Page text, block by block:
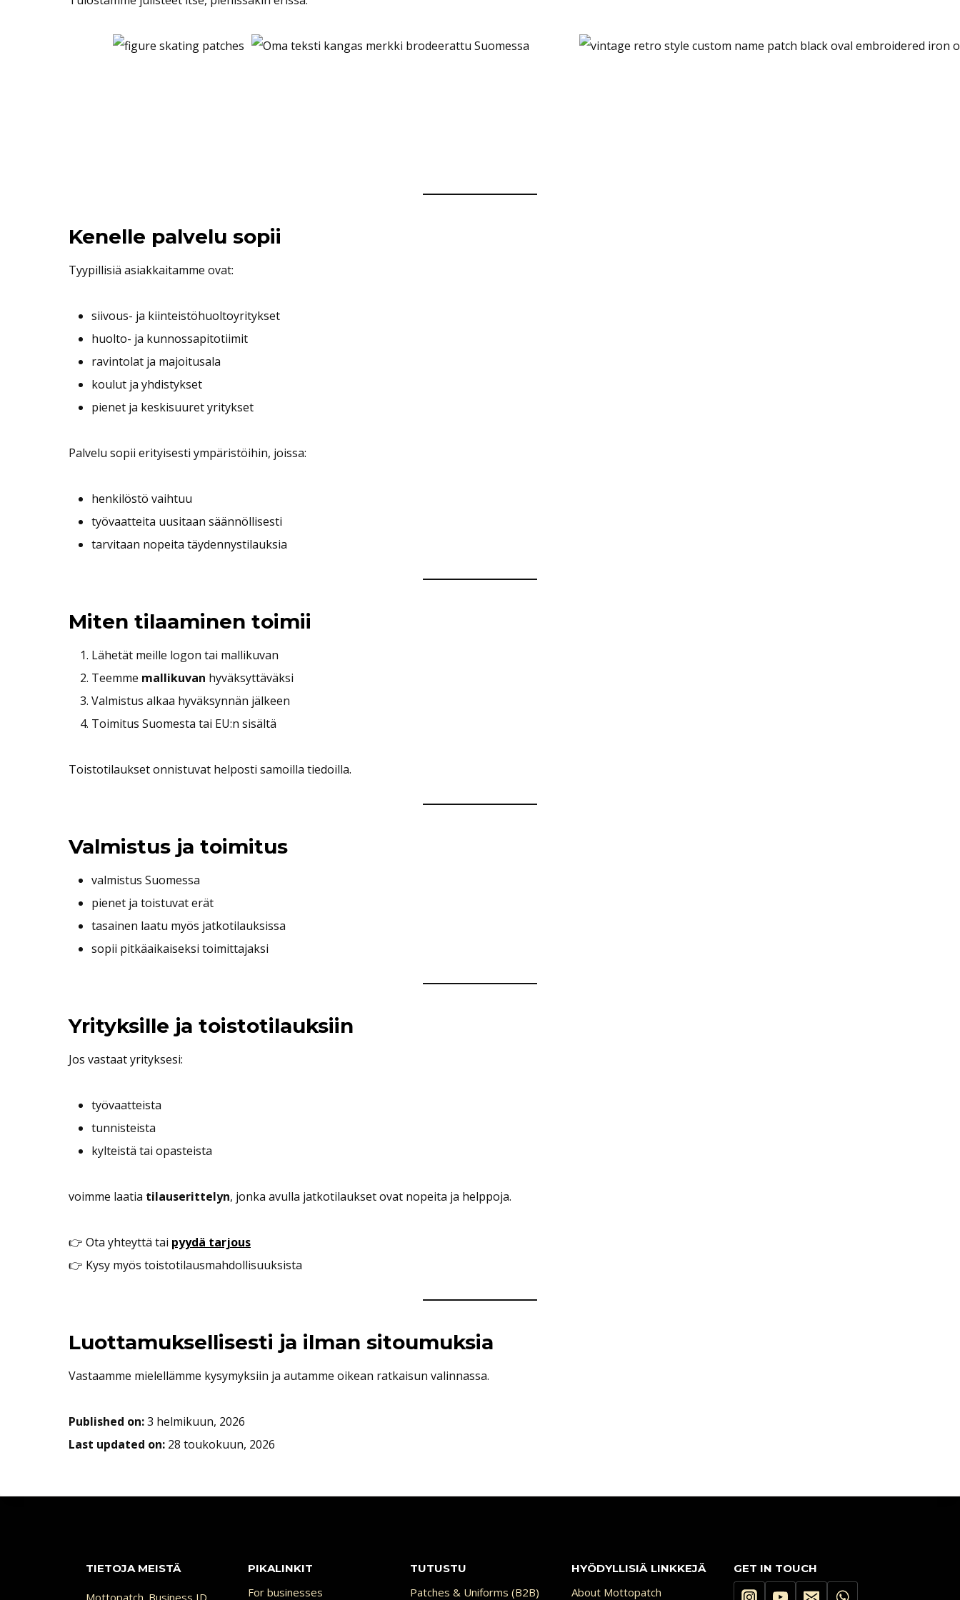
Kenelle palvelu sopii
Tyypillisiä asiakkaitamme ovat:
siivous- ja kiinteistöhuoltoyritykset
huolto- ja kunnossapitotiimit
ravintolat ja majoitusala
koulut ja yhdistykset
pienet ja keskisuuret yritykset
Palvelu sopii erityisesti ympäristöihin, joissa:
henkilöstö vaihtuu
työvaatteita uusitaan säännöllisesti
tarvitaan nopeita täydennystilauksia
Miten tilaaminen toimii
Lähetät meille logon tai mallikuvan
Teemme mallikuvan hyväksyttäväksi
Valmistus alkaa hyväksynnän jälkeen
Toimitus Suomesta tai EU:n sisältä
Toistotilaukset onnistuvat helposti samoilla tiedoilla.
Valmistus ja toimitus
valmistus Suomessa
pienet ja toistuvat erät
tasainen laatu myös jatkotilauksissa
sopii pitkäaikaiseksi toimittajaksi
Yrityksille ja toistotilauksiin
Jos vastaat yrityksesi:
työvaatteista
tunnisteista
kylteistä tai opasteista
voimme laatia tilauserittelyn, jonka avulla jatkotilaukset ovat nopeita ja helppoja.
👉 Ota yhteyttä tai pyydä tarjous
👉 Kysy myös toistotilausmahdollisuuksista
Luottamuksellisesti ja ilman sitoumuksia
Vastaamme mielellämme kysymyksiin ja autamme oikean ratkaisun valinnassa.
Published on:3 helmikuun, 2026
Last updated on: 28 toukokuun, 2026
TIETOJA MEISTÄ
Mottopatch . Business ID
PIKALINKIT
For businesses
TUTUSTU
Patches & Uniforms (B2B)
HYÖDYLLISIÄ LINKKEJÄ
About Mottopatch
GET IN TOUCH